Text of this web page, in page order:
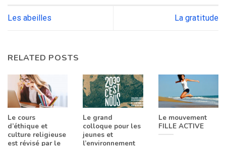
Les abeilles La gratitude
RELATED POSTS
Le cours
d’éthique et
culture religieuse
est révisé par le
Le grand
colloque pour les
jeunes et
l’environnement
Le mouvement
FILLE ACTIVE